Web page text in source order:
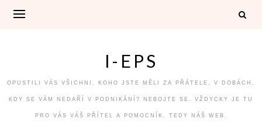
I-EPS
OPUSTILI VÁS VŠICHNI, KOHO JSTE MĚLI ZA PŘÁTELE, V DOBÁCH,
KDY SE VÁM NEDAŘÍ V PODNIKÁNÍ? NEBOJTE SE. VŽDYCKY JE TU
PRO VÁS VÁŠ PŘÍTEL A POMOCNÍK, TEDY NÁŠ WEB.